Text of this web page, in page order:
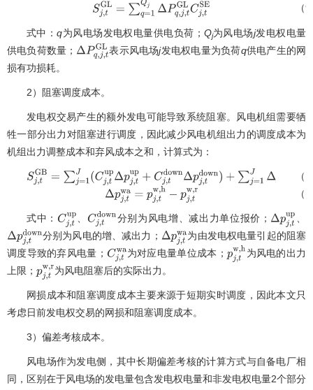
Sj,t GL=∑q =1QjΔPq,j,t （
式中：q为风电场发电权电量供电负荷； Qj为风电场j发电权电量
供电负荷数量；
ΔPq,j,tGL
表示风电场j发电权电量为负荷q供电产生的网
损有功损耗。
2）阻塞调度成本。
发电权交易产生的额外发电可能导致系统阻塞。风电机组需要牺
牲一部分出力对阻塞进行调度，因此减少风电机组出力的调度成本为
机组出力调整成本和弃风成本之和，计算式为：
Sj,t GB=∑j=1J(Cj,tupΔ pj, up+ tdownΔpj tdown)+∑j= ,t
（
Δpj,t wa= ,tw,h− （
式中： C ,tup
、 ,tdown
分别为风电增、减出力单位报价； Δ p、
Δpj,tdown
分别为风电的增、减出力； Δ pj,twa
为由发电权电量引起的阻塞
调度导致的弃风电量；
Cj,twa
为对应电量单位成本； pj,tw,h
为风电的出力
上限；
pj,tw,r
为风电阻塞后的实际出力。
网损成本和阻塞调度成本主要来源于短期实时调度，因此本文只
考虑日前发电权交易的网损和阻塞调度成本。
3）偏差考核成本。
风电场作为发电侧，其中长期偏差考核的计算方式与自备电厂相
同，区别在于风电场的发电量包含发电权电量和非发电权电量2个部分